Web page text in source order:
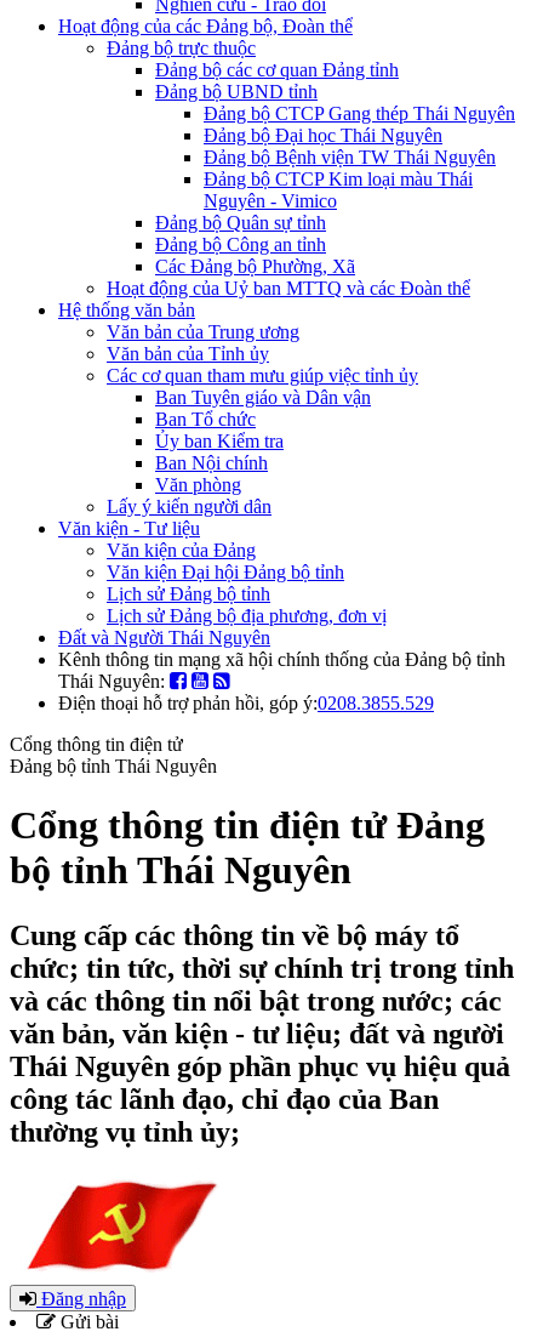
Hoạt động của các Đảng bộ, Đoàn thể
Đảng bộ trực thuộc
Đảng bộ các cơ quan Đảng tỉnh
Đảng bộ UBND tỉnh
Đảng bộ CTCP Gang thép Thái Nguyên
Đảng bộ Đại học Thái Nguyên
Đảng bộ Bệnh viện TW Thái Nguyên
Đảng bộ CTCP Kim loại màu Thái
Nguyên - Vimico
Đảng bộ Quân sự tỉnh
Đảng bộ Công an tỉnh
Các Đảng bộ Phường, Xã
Hoạt động của Uỷ ban MTTQ và các Đoàn thể
Hệ thống văn bản
Văn bản của Trung ương
Văn bản của Tỉnh ủy
Các cơ quan tham mưu giúp việc tỉnh ủy
Ban Tuyên giáo và Dân vận
Ban Tổ chức
Ủy ban Kiểm tra
Ban Nội chính
Văn phòng
Lấy ý kiến người dân
Văn kiện - Tư liệu
Văn kiện của Đảng
Văn kiện Đại hội Đảng bộ tỉnh
Lịch sử Đảng bộ tỉnh
Lịch sử Đảng bộ địa phương, đơn vị
Đất và Người Thái Nguyên
Kênh thông tin mạng xã hội chính thống của Đảng bộ tỉnh
Thái Nguyên:
Điện thoại hỗ trợ phản hồi, góp ý:0208.3855.529
Cổng thông tin điện tử
Đảng bộ tỉnh Thái Nguyên
Cổng thông tin điện tử Đảng
bộ tỉnh Thái Nguyên
Cung cấp các thông tin về bộ máy tổ
chức; tin tức, thời sự chính trị trong tỉnh
và các thông tin nổi bật trong nước; các
văn bản, văn kiện - tư liệu; đất và người
Thái Nguyên góp phần phục vụ hiệu quả
công tác lãnh đạo, chỉ đạo của Ban
thường vụ tỉnh ủy;
Đăng nhập
Gửi bài